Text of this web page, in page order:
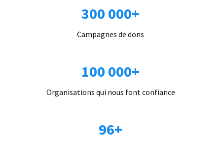
300 000+
Campagnes de dons
100 000+
Organisations qui nous font confiance
96+